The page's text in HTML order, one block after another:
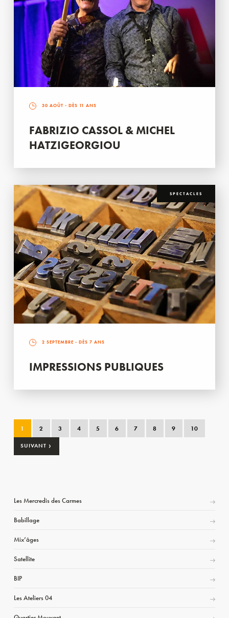
30 AOÛT - DÈS 11 ANS
FABRIZIO CASSOL & MICHEL
HATZIGEORGIOU
SPECTACLES
2 SEPTEMBRE - DÈS 7 ANS
IMPRESSIONS PUBLIQUES
1 2 3 4 5 6 7 8 9 10
SUIVANT ›
Les Mercredis des Carmes
Babillage
Mix’âges
Satellite
BIP
Les Ateliers 04